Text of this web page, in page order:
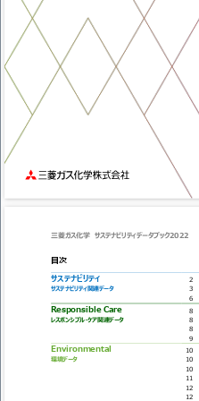
三菱ガス化学 サステナビリティデータブック2022
目次
サステナビリティ 2
サステナビリティ関連データ 3
6
Responsible Care 8
レスポンシブル・ケア関連データ 8
8
9
Environmental 10
環境データ 10
10
11
12
12